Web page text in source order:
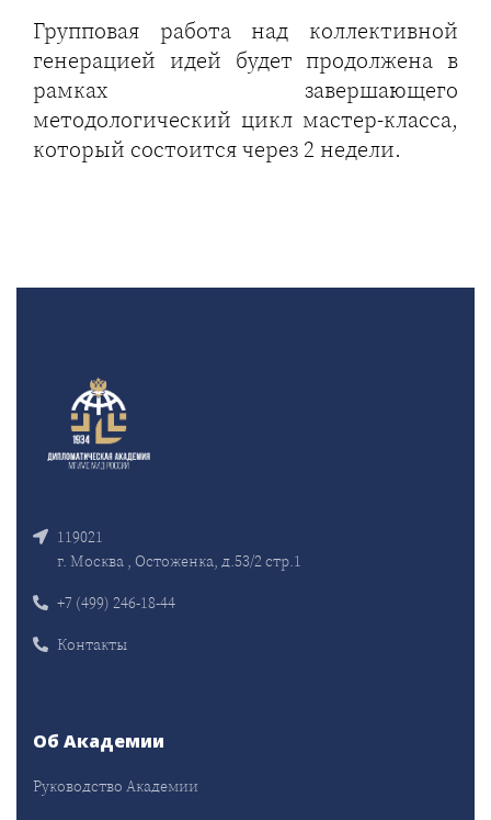
Групповая работа над коллективной
генерацией идей будет продолжена в
рамках завершающего
методологический цикл мастер-класса,
который состоится через 2 недели.
119021
г. Москва , Остоженка, д.53/2 стр.1
+7 (499) 246-18-44
Контакты
Об Академии
Руководство Академии